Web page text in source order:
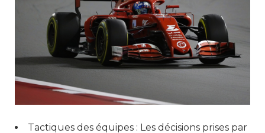
Tactiques des équipes : Les décisions prises par